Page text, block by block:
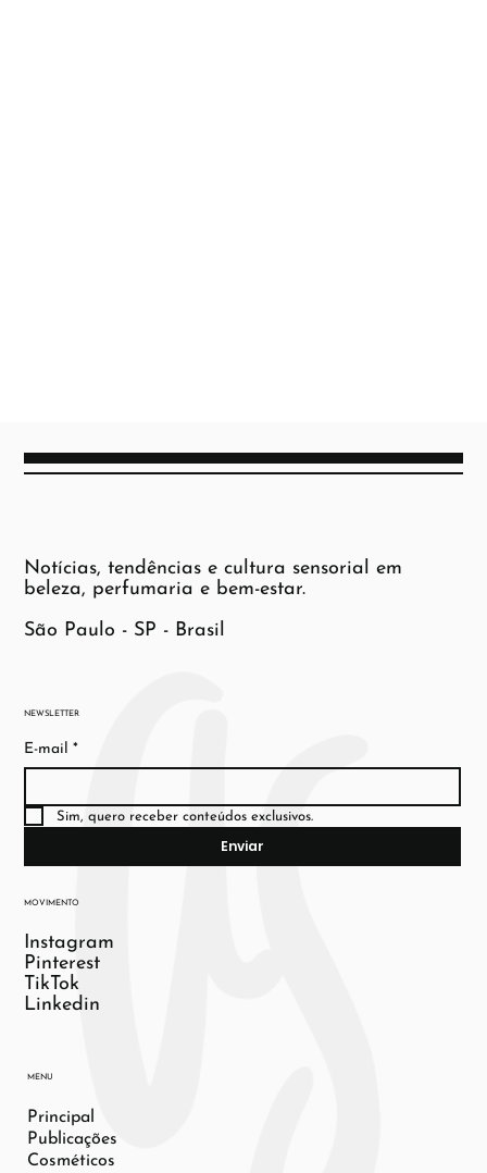
NEWSLETTER
E-mail *
Sim, quero receber conteúdos exclusivos.
Enviar
MOVIMENTO
Instagram
Pinterest
TikTok
Linkedin
MENU
Principal
Publicações
Cosméticos
Notícias, tendências e cultura sensorial em
beleza, perfumaria e bem-estar.
São Paulo - SP - Brasil